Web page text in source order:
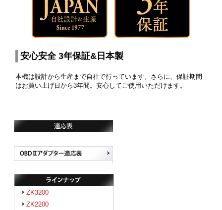
安心安全 3年保証&日本製
本機は設計から生産まで自社で行っています。さらに、保証期間
はお買い上げ日から3年間。安心してご使用いただけます。
ZK3200
ZK2200